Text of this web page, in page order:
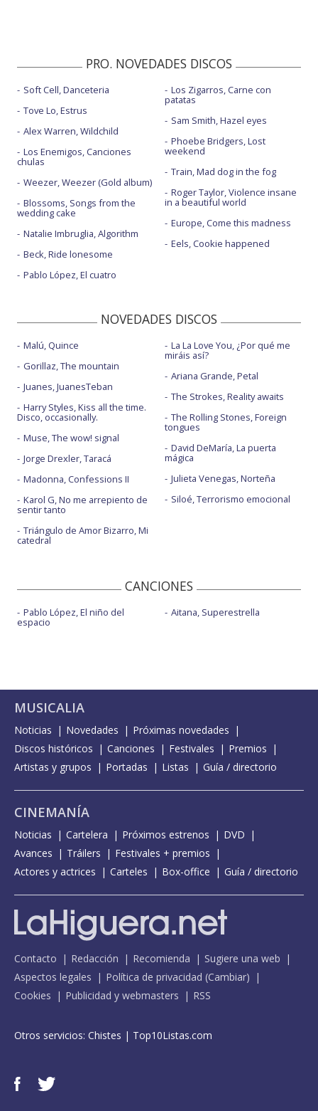
PRO. NOVEDADES DISCOS
Soft Cell, Danceteria
Tove Lo, Estrus
Alex Warren, Wildchild
Los Enemigos, Canciones
chulas
Weezer, Weezer (Gold album)
Blossoms, Songs from the
wedding cake
Natalie Imbruglia, Algorithm
Beck, Ride lonesome
Pablo López, El cuatro
Los Zigarros, Carne con
patatas
Sam Smith, Hazel eyes
Phoebe Bridgers, Lost
weekend
Train, Mad dog in the fog
Roger Taylor, Violence insane
in a beautiful world
Europe, Come this madness
Eels, Cookie happened
NOVEDADES DISCOS
Malú, Quince
Gorillaz, The mountain
Juanes, JuanesTeban
Harry Styles, Kiss all the time.
Disco, occasionally.
Muse, The wow! signal
Jorge Drexler, Taracá
Madonna, Confessions II
Karol G, No me arrepiento de
sentir tanto
Triángulo de Amor Bizarro, Mi
catedral
La La Love You, ¿Por qué me
miráis así?
Ariana Grande, Petal
The Strokes, Reality awaits
The Rolling Stones, Foreign
tongues
David DeMaría, La puerta
mágica
Julieta Venegas, Norteña
Siloé, Terrorismo emocional
CANCIONES
Pablo López, El niño del
espacio
Aitana, Superestrella
MUSICALIA
Noticias Novedades
Próximas novedades
Discos históricos
Canciones Festivales
Premios
Artistas y grupos
Portadas Listas Guía / directorio
CINEMANÍA
Noticias Cartelera Próximos estrenos
DVD
Avances
Tráilers
Festivales + premios
Actores y actrices
Carteles Box-office Guía / directorio
Contacto Redacción Recomienda
Sugiere una web
Aspectos legales
Política de privacidad (Cambiar)
Cookies
Publicidad y webmasters RSS
Otros servicios: Chistes | Top10Listas.com